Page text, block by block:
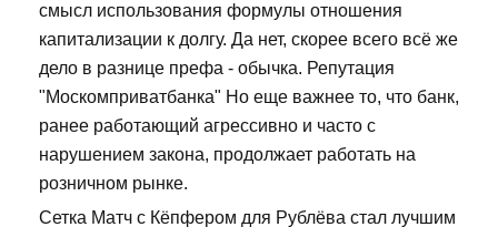
смысл использования формулы отношения
капитализации к долгу. Да нет, скорее всего всё же
дело в разнице префа - обычка. Репутация
"Москомприватбанка" Но еще важнее то, что банк,
ранее работающий агрессивно и часто с
нарушением закона, продолжает работать на
розничном рынке.
Сетка Матч с Кёпфером для Рублёва стал лучшим